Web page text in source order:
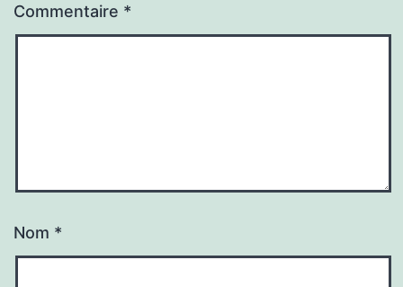
Commentaire *
Nom *